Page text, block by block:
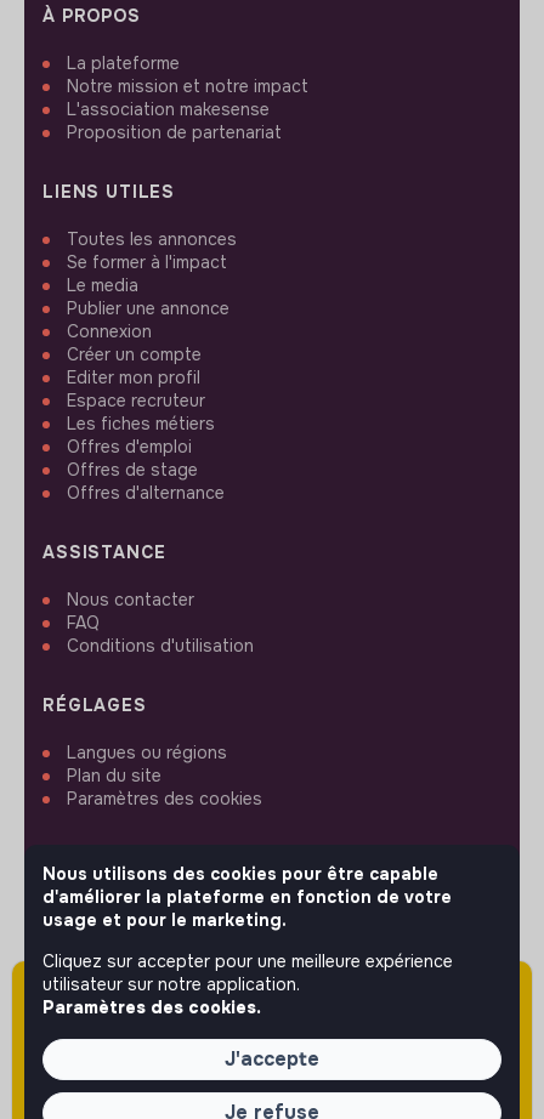
Attention cette annonce a été publiée il y a
plus de 60 jours (le 20/05/2026) et est sans
doute expirée ou non mise à jour.
À PROPOS
La plateforme
Notre mission et notre impact
L'association makesense
Proposition de partenariat
LIENS UTILES
Toutes les annonces
Se former à l'impact
Le media
Publier une annonce
Connexion
Créer un compte
Editer mon profil
Espace recruteur
Les fiches métiers
Offres d'emploi
Offres de stage
Offres d'alternance
ASSISTANCE
Nous contacter
FAQ
Conditions d'utilisation
RÉGLAGES
Langues ou régions
Plan du site
Paramètres des cookies
SUIVEZ-NOUS
© 2026 jobs that makesense.
Nous utilisons des cookies pour être capable
d'améliorer la plateforme en fonction de votre
usage et pour le marketing.
Cliquez sur accepter pour une meilleure expérience
utilisateur sur notre application.
Paramètres des cookies.
J'accepte
Je refuse